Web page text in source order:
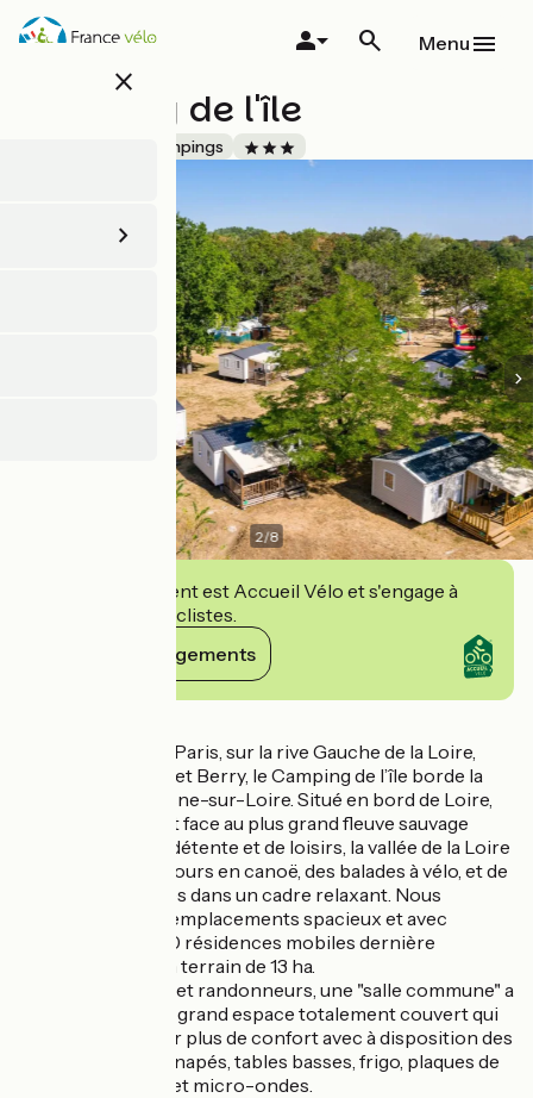
Aller
au
close
Menu
Camping de l'île
Campings
2/8
Cet établissement est Accueil Vélo et s'engage à
accueillir des cyclistes.
Voir ses engagements
A deux heures de Paris, sur la rive Gauche de la Loire,
entre Bourgogne et Berry, le Camping de l’île borde la
ville fleurie de Cosne-sur-Loire. Situé en bord de Loire,
notre camping fait face au plus grand fleuve sauvage
d’Europe. Lieu de détente et de loisirs, la vallée de la Loire
propose des parcours en canoë, des balades à vélo, et de
belles promenades dans un cadre relaxant. Nous
disposons de 119 emplacements spacieux et avec
électricité, dont 10 résidences mobiles dernière
génération, sur un terrain de 13 ha.
Pour les cyclistes et randonneurs, une "salle commune" a
été aménagée. Un grand espace totalement couvert qui
leur est dédié pour plus de confort avec à disposition des
tables, chaises, canapés, tables basses, frigo, plaques de
cuisson, vaisselle et micro-ondes.